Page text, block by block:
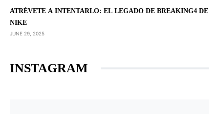
ATRÉVETE A INTENTARLO: EL LEGADO DE BREAKING4 DE
NIKE
JUNE 29, 2025
INSTAGRAM